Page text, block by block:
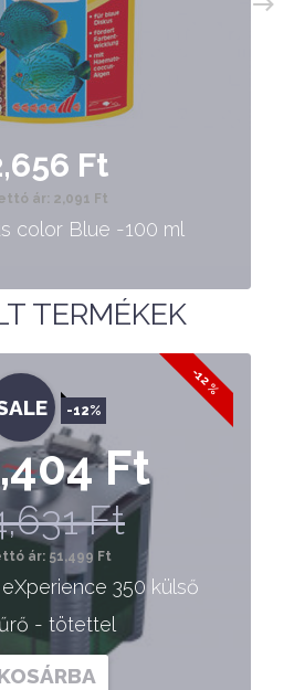
Ft
ár: 2,091 Ft
color Blue -100 ml
TERMÉKEK
-12 %
-12%
Ft
Ft
ár: 51,499 Ft
eXperience 350 külső
- tötettel